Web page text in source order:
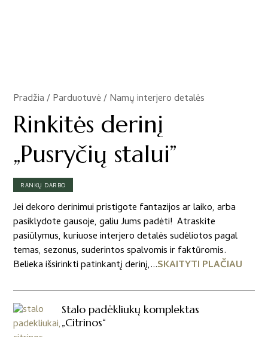
Pradžia/Parduotuvė/Namų interjero detalės
/
Rinkitės derinį
„Pusryčių stalui”
RANKŲ DARBO
Jei dekoro derinimui pristigote fantazijos ar laiko, arba
pasiklydote gausoje, galiu Jums padėti! Atraskite
pasiūlymus, kuriuose interjero detalės sudėliotos pagal
temas, sezonus, suderintos spalvomis ir faktūromis.
Belieka išsirinkti patinkantį derinį,...SKAITYTI PLAČIAU
Stalo padėkliukų komplektas
„Citrinos“